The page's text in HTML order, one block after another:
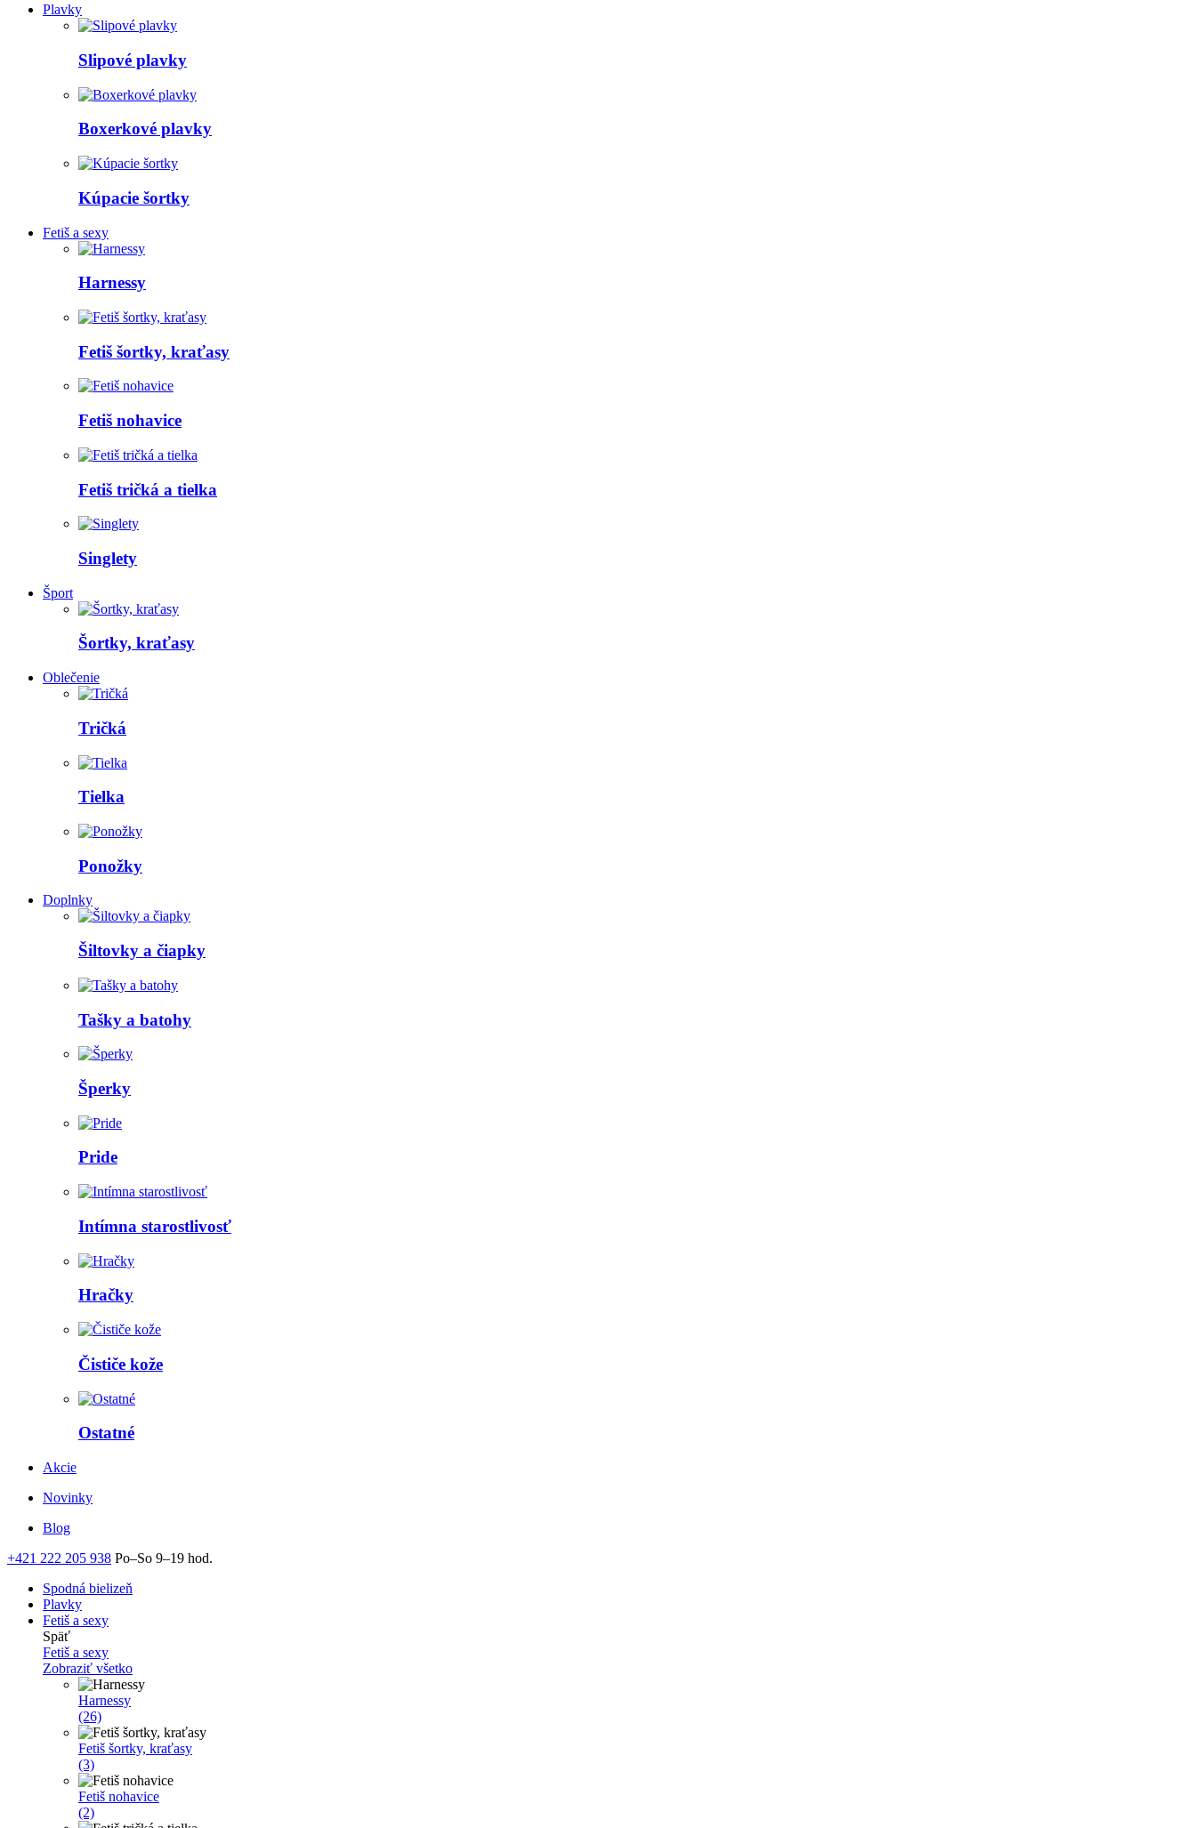
Plavky
Slipové plavky
Boxerkové plavky
Kúpacie šortky
Fetiš a sexy
Harnessy
Fetiš šortky, kraťasy
Fetiš nohavice
Fetiš tričká a tielka
Singlety
Šport
Šortky, kraťasy
Oblečenie
Tričká
Tielka
Ponožky
Doplnky
Šiltovky a čiapky
Tašky a batohy
Šperky
Pride
Intímna starostlivosť
Hračky
Čističe kože
Ostatné
Akcie
Novinky
Blog
+421 222 205 938 Po–So 9–19 hod.
Spodná bielizeň
Plavky
Fetiš a sexy
Späť
Fetiš a sexy
Zobraziť všetko
Harnessy
(26)
Fetiš šortky, kraťasy
(3)
Fetiš nohavice
(2)